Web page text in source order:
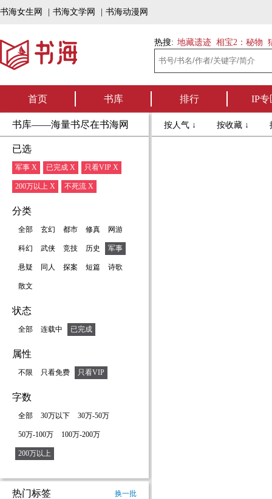
书海女生网 书海文学网 书海动漫网
热搜: 地藏遗迹 相宝2：秘物
首页 书库 排行 IP专
书库——海量书尽在书海网
已选
军事 X 已完成 X 只看VIP X
200万以上 X 不死流 X
分类
全部 玄幻 都市 修真 网游
科幻 武侠 竞技 历史 军事
悬疑 同人 探案 短篇 诗歌
散文
状态
全部 连载中 已完成
属性
不限 只看免费 只看VIP
字数
全部 30万以下 30万-50万
50万-100万 100万-200万
200万以上
热门标签 换一批
按人气 ↓ 按收藏 ↓